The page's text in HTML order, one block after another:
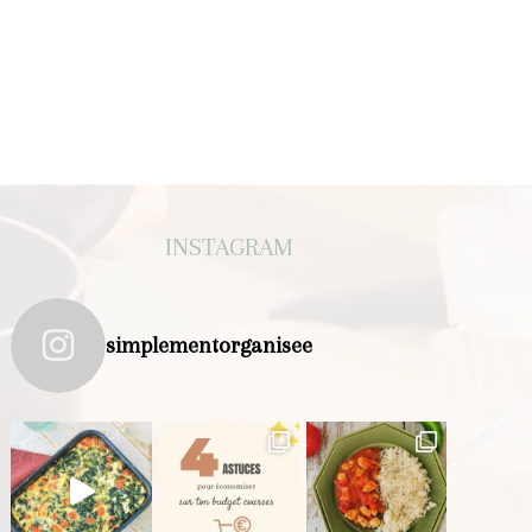
INSTAGRAM
simplementorganisee